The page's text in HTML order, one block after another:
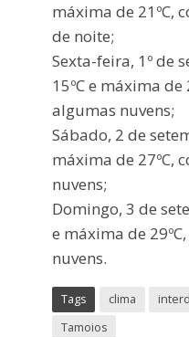
máxima de 21ºC,
de noite;
Sexta-feira, 1º de
15ºC e máxima de
algumas nuvens;
Sábado, 2 de
máxima de 27ºC,
nuvens;
Domingo, 3 de
e máxima de
nuvens.
Tags clima
Tamoios